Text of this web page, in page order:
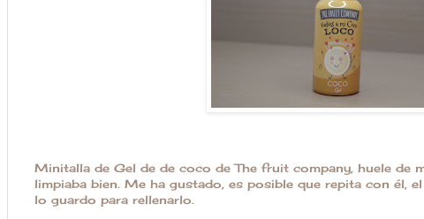
Minitalla de Gel de de coco de The fruit company, huele de
limpiaba bien. Me ha gustado, es posible que repita con él,
lo guardo para rellenarlo.